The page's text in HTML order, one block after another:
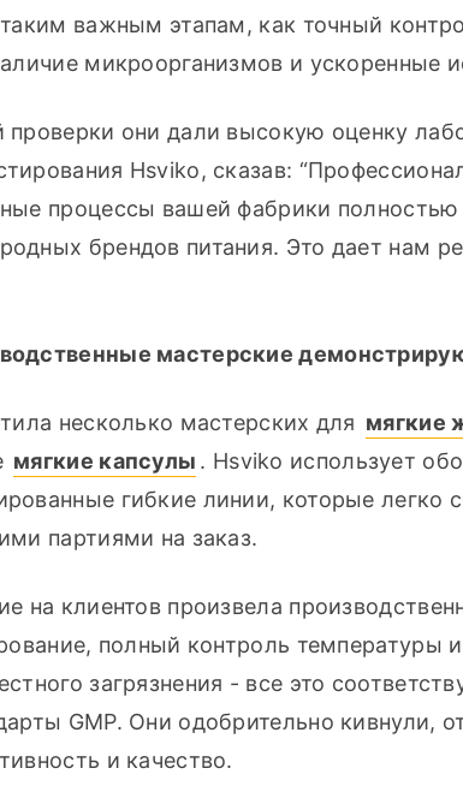
важным этапам, как точный
микроорганизмов и ускоренные
проверки они дали высокую оценку
Hsviko, сказав:
процессы вашей фабрики полностью
брендов питания. Это дает нам
мастерские
несколько мастерских для мягкие
мягкие капсулы . Hsviko использует
гибкие линии, которые
партиями на заказ.
на клиентов произвела
полный контроль
загрязнения - все это
GMP. Они одобрительно кивнули,
и качество.